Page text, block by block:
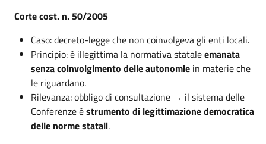
Corte cost. n. 50/2005
Caso: decreto-legge che non coinvolgeva gli enti locali.
Principio: è illegittima la normativa stataleemanata
senza coinvolgimento delle autonomie in materie che
le riguardano.
Rilevanza: obbligo di consultazione → il sistema delle
Conferenze èstrumento di legittimazione democratica
delle norme statali.